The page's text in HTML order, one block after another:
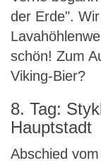
der Erde".
schön! Zum
Viking-Bier?
8. Tag:
Hauptstadt
Abschied